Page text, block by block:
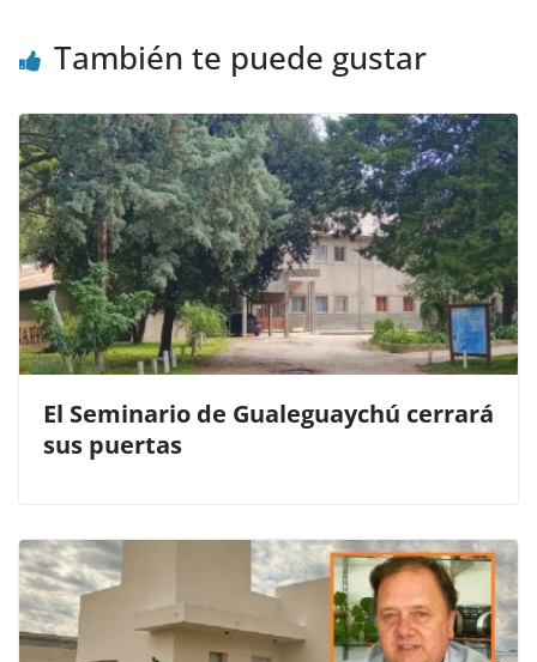
También te puede gustar
El Seminario de Gualeguaychú cerrará
sus puertas